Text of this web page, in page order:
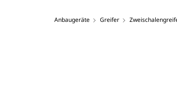
Anbaugeräte Greifer